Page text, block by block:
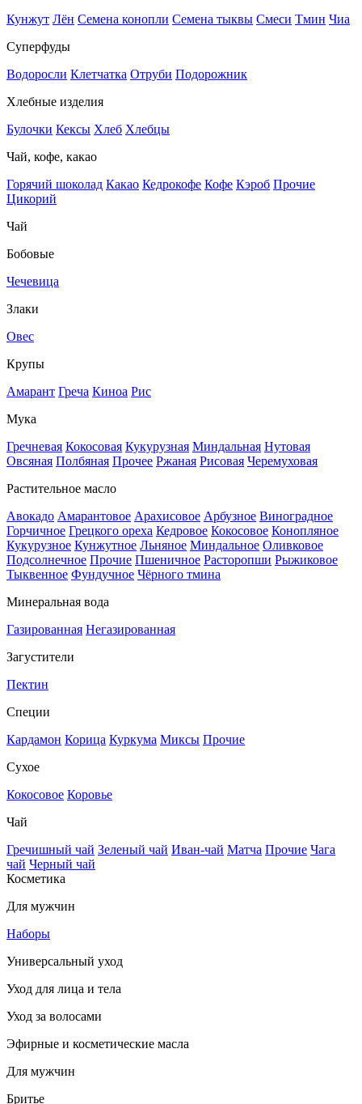
Кунжут Лён Семена конопли Семена тыквы Смеси Тмин Чиа
Суперфуды
Водоросли Клетчатка Отруби Подорожник
Хлебные изделия
Булочки Кексы Хлеб Хлебцы
Чай, кофе, какао
Горячий шоколад Какао Кедрокофе Кофе Кэроб Прочие
Цикорий
Чай
Бобовые
Чечевица
Злаки
Овес
Крупы
Амарант Греча Киноа Рис
Мука
Гречневая Кокосовая Кукурузная Миндальная Нутовая
Овсяная Полбяная Прочее Ржаная Рисовая Черемуховая
Растительное масло
Авокадо Амарантовое Арахисовое Арбузное Виноградное
Горчичное Грецкого ореха Кедровое Кокосовое Конопляное
Кукурузное Кунжутное Льняное Миндальное Оливковое
Подсолнечное Прочие Пшеничное Расторопши Рыжиковое
Тыквенное Фундучное Чёрного тмина
Минеральная вода
Газированная Негазированная
Загустители
Пектин
Специи
Кардамон Корица Куркума Миксы Прочие
Сухое
Кокосовое Коровье
Чай
Гречишный чай Зеленый чай Иван-чай Матча Прочие Чага
чай Черный чай
Косметика
Для мужчин
Наборы
Универсальный уход
Уход для лица и тела
Уход за волосами
Эфирные и косметические масла
Для мужчин
Бритье